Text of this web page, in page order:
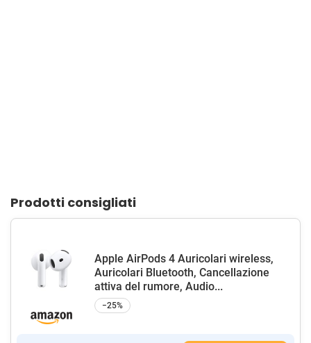
Prodotti consigliati
Apple AirPods 4 Auricolari wireless,
Auricolari Bluetooth, Cancellazione
attiva del rumore, Audio...
−25%